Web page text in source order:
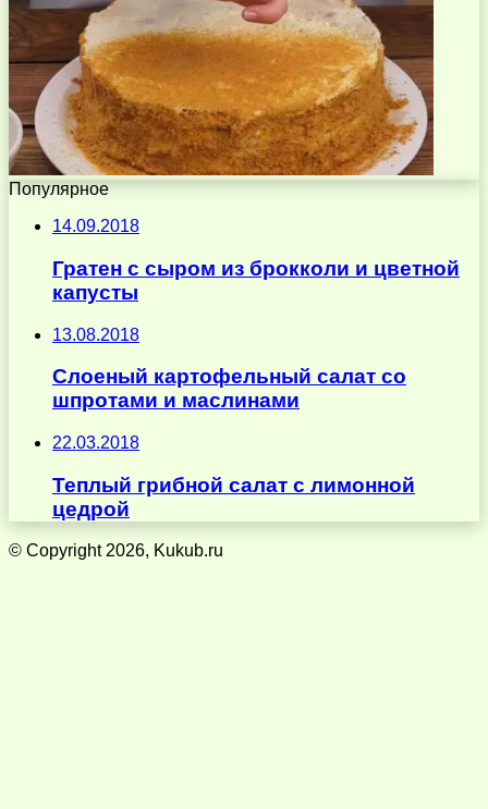
Популярное
14.09.2018
Гратен с сыром из брокколи и цветной
капусты
13.08.2018
Слоеный картофельный салат со
шпротами и маслинами
22.03.2018
Теплый грибной салат с лимонной
цедрой
© Copyright 2026, Kukub.ru